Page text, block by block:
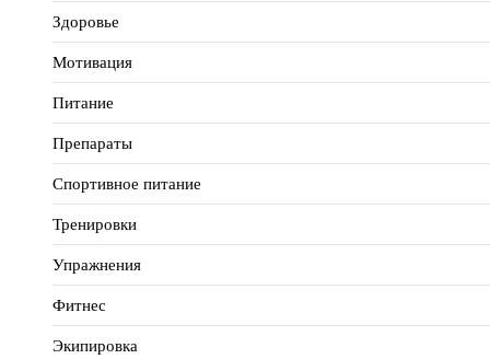
Здоровье
Мотивация
Питание
Препараты
Спортивное питание
Тренировки
Упражнения
Фитнес
Экипировка